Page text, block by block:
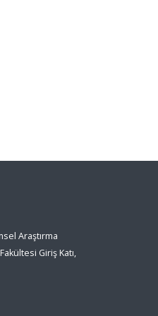
Araştırma
Giriş Katı,